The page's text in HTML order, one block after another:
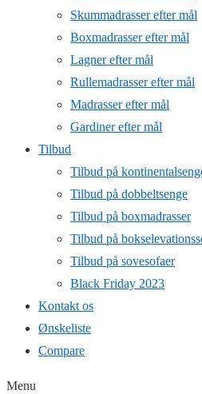
Skummadrasser efter mål
Boxmadrasser efter mål
Lagner efter mål
Rullemadrasser efter mål
Madrasser efter mål
Gardiner efter mål
Tilbud
Tilbud på
Tilbud på dobbeltsenge
Tilbud på boxmadrasser
Tilbud på
Tilbud på sovesofaer
Black Friday 2023
Kontakt os
Ønskeliste
Compare
Menu